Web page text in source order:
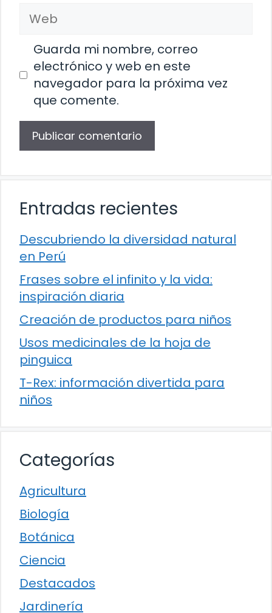
Web
Guarda mi nombre, correo
electrónico y web en este
navegador para la próxima vez
que comente.
Entradas recientes
Descubriendo la diversidad natural
en Perú
Frases sobre el infinito y la vida:
inspiración diaria
Creación de productos para niños
Usos medicinales de la hoja de
pinguica
T-Rex: información divertida para
niños
Categorías
Agricultura
Biología
Botánica
Ciencia
Destacados
Jardinería